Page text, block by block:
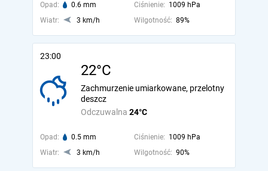
Opad: 0.6 mm Ciśnienie: 1009 hPa
Wiatr:
3 km/h Wilgotność: 89%
23:00
22°C
Odczuwalna 24°C
Zachmurzenie umiarkowane, przelotny
deszcz
Opad: 0.5 mm Ciśnienie: 1009 hPa
Wiatr:
3 km/h Wilgotność: 90%